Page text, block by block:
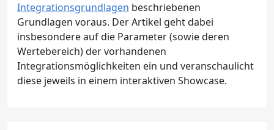
Integrationsgrundlagen beschriebenen
Grundlagen voraus. Der Artikel geht dabei
insbesondere auf die Parameter (sowie deren
Wertebereich) der vorhandenen
Integrationsmöglichkeiten ein und veranschaulicht
diese jeweils in einem interaktiven Showcase.